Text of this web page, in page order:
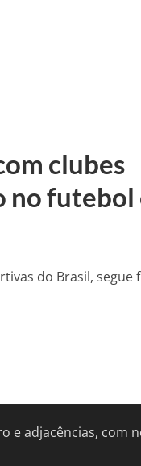
clubes
futebol
do Brasil,
e adjacências,